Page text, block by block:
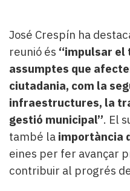
José Crespín ha
reunió és “impulsar el
assumptes que
ciutadania, com la
infraestructures, la
gestió municipal”. El
també la importància
eines per fer avançar
contribuir al progrés